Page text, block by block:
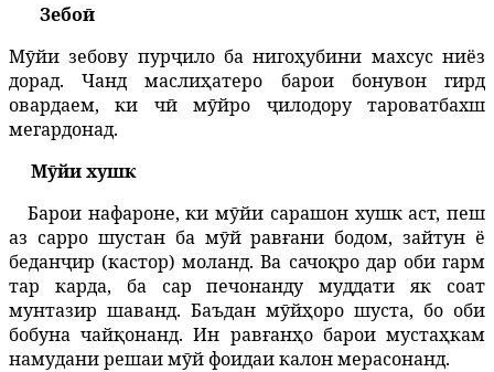
Зебоӣ
Мӯйи зебову пурҷило ба нигоҳубини махсус ниёз
дорад. Чанд маслиҳатеро барои бонувон гирд
овардаем, ки чӣ мӯйро ҷилодору тароватбахш
мегардонад.
Мӯйи хушк
Барои нафароне, ки мӯйи сарашон хушк аст, пеш
аз сарро шустан ба мӯй равғани бодом, зайтун ё
беданҷир (кастор) моланд. Ва сачоқро дар оби гарм
тар карда, ба сар печонанду муддати як соат
мунтазир шаванд. Баъдан мӯйҳоро шуста, бо оби
бобуна чайқонанд. Ин равғанҳо барои мустаҳкам
намудани решаи мӯй фоидаи калон мерасонанд.